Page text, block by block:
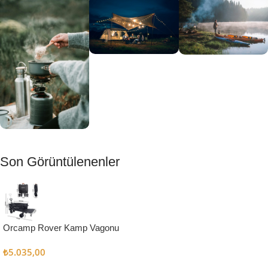
Muftağı
Kampçı
Şefler İçin
Keşfet
Son Görüntülenenler
Orcamp Rover Kamp Vagonu
₺5.035,00